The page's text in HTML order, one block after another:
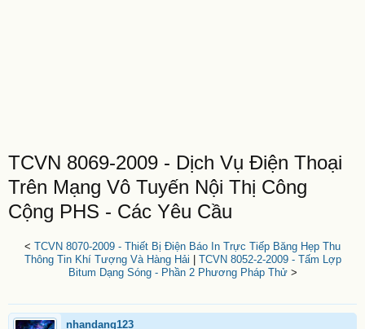
TCVN 8069-2009 - Dịch Vụ Điện Thoại
Trên Mạng Vô Tuyến Nội Thị Công
Cộng PHS - Các Yêu Cầu
< TCVN 8070-2009 - Thiết Bị Điện Báo In Trực Tiếp Băng Hẹp Thu
Thông Tin Khí Tượng Và Hàng Hải
TCVN 8052-2-2009 - Tấm Lợp
Bitum Dạng Sóng - Phần 2 Phương Pháp Thử>
nhandang123